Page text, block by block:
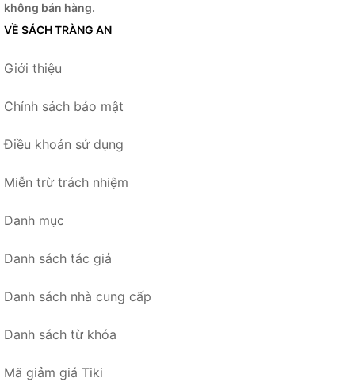
không bán hàng.
VỀ SÁCH TRÀNG AN
Giới thiệu
Chính sách bảo mật
Điều khoản sử dụng
Miễn trừ trách nhiệm
Danh mục
Danh sách tác giả
Danh sách nhà cung cấp
Danh sách từ khóa
Mã giảm giá Tiki